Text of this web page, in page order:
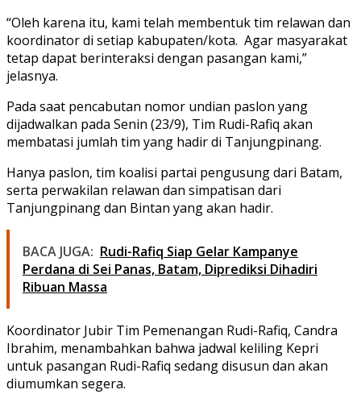
“Oleh karena itu, kami telah membentuk tim relawan dan
koordinator di setiap kabupaten/kota. Agar masyarakat
tetap dapat berinteraksi dengan pasangan kami,”
jelasnya.
Pada saat pencabutan nomor undian paslon yang
dijadwalkan pada Senin (23/9), Tim Rudi-Rafiq akan
membatasi jumlah tim yang hadir di Tanjungpinang.
Hanya paslon, tim koalisi partai pengusung dari Batam,
serta perwakilan relawan dan simpatisan dari
Tanjungpinang dan Bintan yang akan hadir.
BACA JUGA: Rudi-Rafiq Siap Gelar Kampanye
Perdana di Sei Panas, Batam, Diprediksi Dihadiri
Ribuan Massa
Koordinator Jubir Tim Pemenangan Rudi-Rafiq, Candra
Ibrahim, menambahkan bahwa jadwal keliling Kepri
untuk pasangan Rudi-Rafiq sedang disusun dan akan
diumumkan segera.